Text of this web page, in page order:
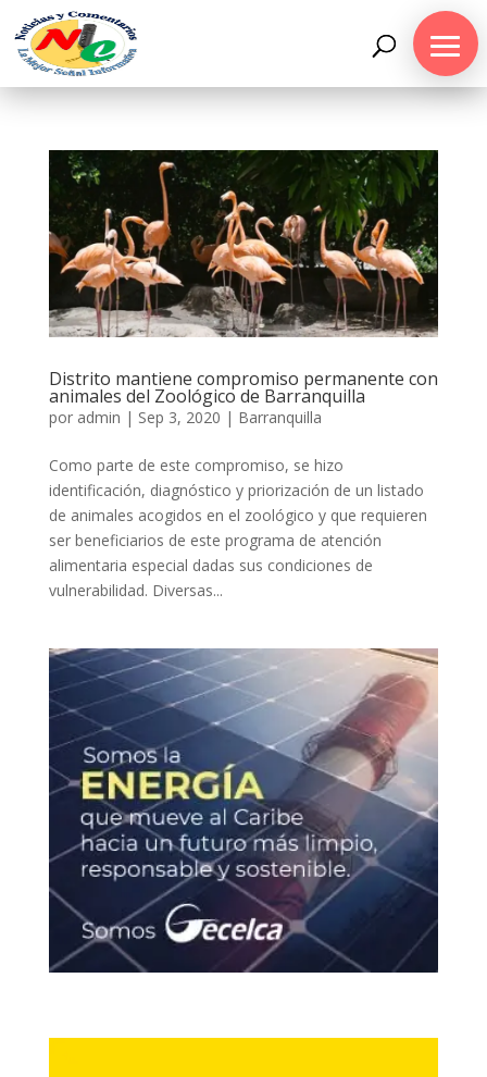
Distrito mantiene compromiso permanente con
animales del Zoológico de Barranquilla
por admin | Sep 3, 2020 | Barranquilla
Como parte de este compromiso, se hizo
identificación, diagnóstico y priorización de un listado
de animales acogidos en el zoológico y que requieren
ser beneficiarios de este programa de atención
alimentaria especial dadas sus condiciones de
vulnerabilidad. Diversas...